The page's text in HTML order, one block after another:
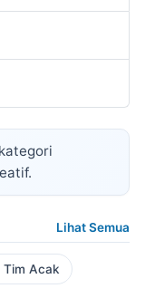
Lihat Semua
Tim Acak